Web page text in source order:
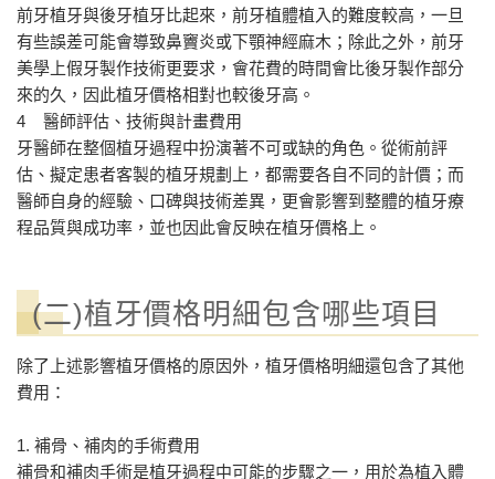
前牙植牙與後牙植牙比起來，前牙植體植入的難度較高，一旦
有些誤差可能會導致鼻竇炎或下顎神經麻木；除此之外，前牙
美學上假牙製作技術更要求，會花費的時間會比後牙製作部分
來的久，因此植牙價格相對也較後牙高。
4 醫師評估、技術與計畫費用
牙醫師在整個植牙過程中扮演著不可或缺的角色。從術前評
估、擬定患者客製的植牙規劃上，都需要各自不同的計價；而
醫師自身的經驗、口碑與技術差異，更會影響到整體的植牙療
程品質與成功率，並也因此會反映在植牙價格上。
(二)植牙價格明細包含哪些項目
除了上述影響植牙價格的原因外，植牙價格明細還包含了其他
費用：
1. 補骨、補肉的手術費用
補骨和補肉手術是植牙過程中可能的步驟之一，用於為植入體